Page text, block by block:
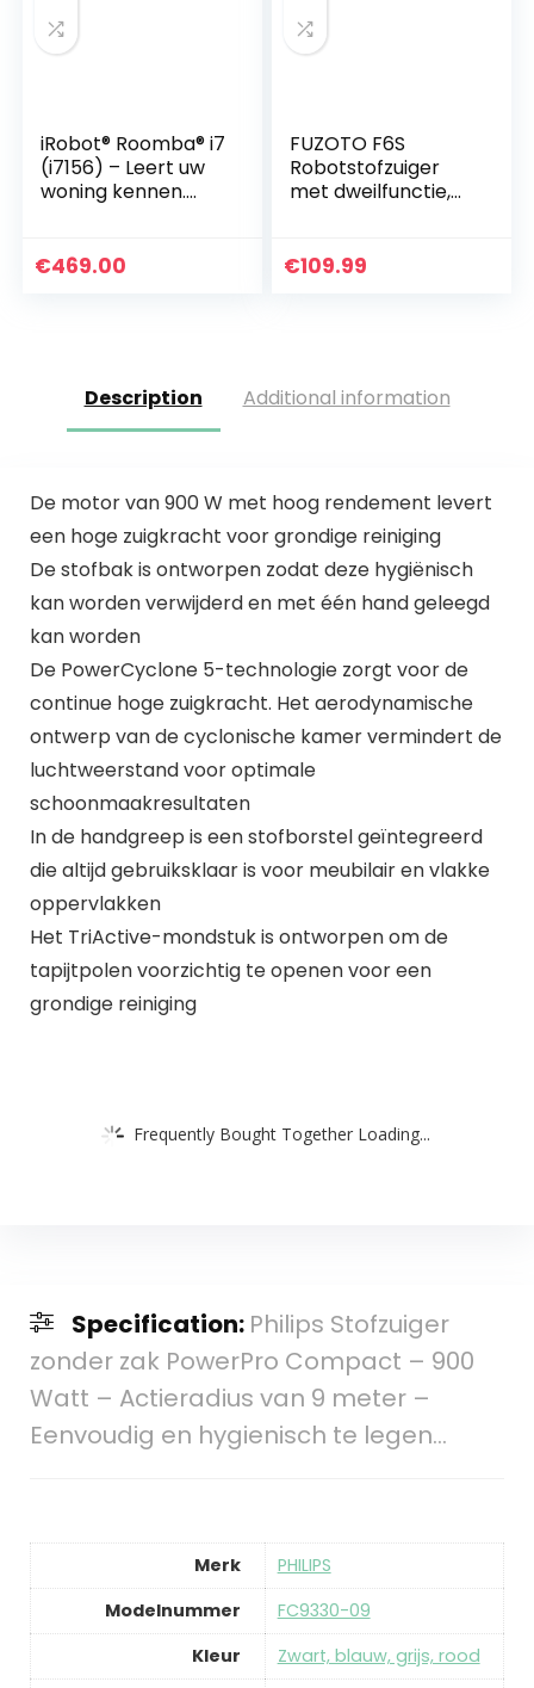
iRobot® Roomba® i7
(i7156) – Leert uw
woning kennen.
€469.00
FUZOTO F6S
Robotstofzuiger
met dweilfunctie,
Stofzuigerrobot
€109.99
Description Additional information
De motor van 900 W met hoog rendement levert
een hoge zuigkracht voor grondige reiniging
De stofbak is ontworpen zodat deze hygiënisch
kan worden verwijderd en met één hand geleegd
kan worden
De PowerCyclone 5-technologie zorgt voor de
continue hoge zuigkracht. Het aerodynamische
ontwerp van de cyclonische kamer vermindert de
luchtweerstand voor optimale
schoonmaakresultaten
In de handgreep is een stofborstel geïntegreerd
die altijd gebruiksklaar is voor meubilair en vlakke
oppervlakken
Het TriActive-mondstuk is ontworpen om de
tapijtpolen voorzichtig te openen voor een
grondige reiniging
Frequently Bought Together Loading...
Specification: Philips Stofzuiger
zonder zak PowerPro Compact – 900
Watt – Actieradius van 9 meter –
Eenvoudig en hygienisch te legen…
Merk
‎PHILIPS
Modelnummer
‎FC9330-09
Kleur
‎Zwart, blauw, grijs, rood